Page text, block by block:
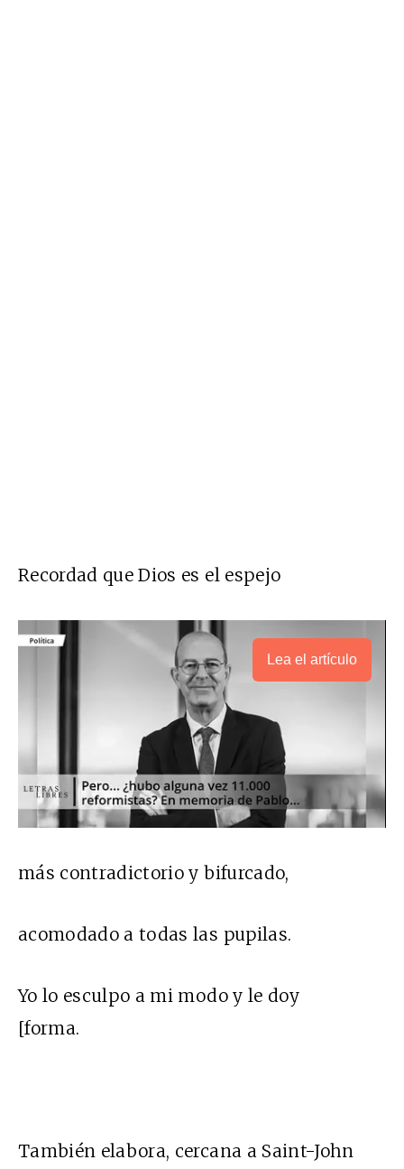
Recordad que Dios es el espejo
Lea el artículo
más contradictorio y bifurcado,
acomodado a todas las pupilas.
Yo lo esculpo a mi modo y le doy
[forma.
También elabora, cercana a Saint-John